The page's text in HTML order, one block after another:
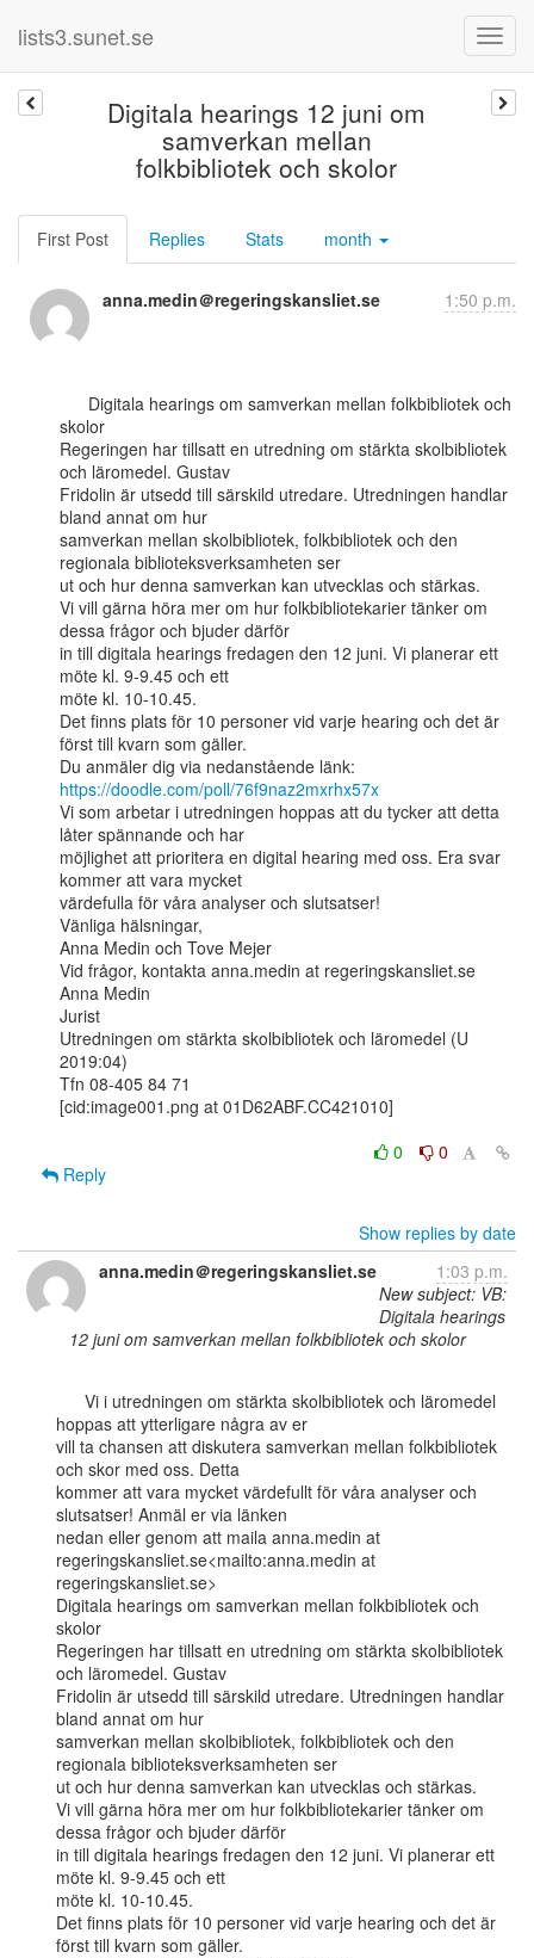
lists3.sunet.se
Digitala hearings 12 juni om
samverkan mellan
folkbibliotek och skolor
First Post Replies Stats month
anna.medin＠regeringskansliet.se 1:50 p.m.
skolor
Regeringen har tillsatt en utredning om stärkta skolbibliotek
och läromedel. Gustav
Fridolin är utsedd till särskild utredare. Utredningen handlar
bland annat om hur
samverkan mellan skolbibliotek, folkbibliotek och den
regionala biblioteksverksamheten ser
ut och hur denna samverkan kan utvecklas och stärkas.
Vi vill gärna höra mer om hur folkbibliotekarier tänker om
dessa frågor och bjuder därför
in till digitala hearings fredagen den 12 juni. Vi planerar ett
möte kl. 9-9.45 och ett
möte kl. 10-10.45.
Det finns plats för 10 personer vid varje hearing och det är
först till kvarn som gäller.
https://doodle.com/poll/76f9naz2mxrhx57x
Vi som arbetar i utredningen hoppas att du tycker att detta
låter spännande och har
möjlighet att prioritera en digital hearing med oss. Era svar
kommer att vara mycket
värdefulla för våra analyser och slutsatser!
Vänliga hälsningar,
Anna Medin och Tove Mejer
Vid frågor, kontakta anna.medin at regeringskansliet.se
Anna Medin
Jurist
Utredningen om stärkta skolbibliotek och läromedel (U
2019:04)
Tfn 08-405 84 71
[cid:image001.png at 01D62ABF.CC421010]
0
0
Reply
Show replies by date
anna.medin＠regeringskansliet.se
1:03 p.m.
New subject: VB:
Digitala hearings
12 juni om samverkan mellan folkbibliotek och skolor
hoppas att ytterligare några av er
vill ta chansen att diskutera samverkan mellan folkbibliotek
och skor med oss. Detta
kommer att vara mycket värdefullt för våra analyser och
slutsatser! Anmäl er via länken
nedan eller genom att maila anna.medin at
regeringskansliet.se<mailto:anna.medin at
regeringskansliet.se>
Digitala hearings om samverkan mellan folkbibliotek och
skolor
Regeringen har tillsatt en utredning om stärkta skolbibliotek
och läromedel. Gustav
Fridolin är utsedd till särskild utredare. Utredningen handlar
bland annat om hur
samverkan mellan skolbibliotek, folkbibliotek och den
regionala biblioteksverksamheten ser
ut och hur denna samverkan kan utvecklas och stärkas.
Vi vill gärna höra mer om hur folkbibliotekarier tänker om
dessa frågor och bjuder därför
in till digitala hearings fredagen den 12 juni. Vi planerar ett
möte kl. 9-9.45 och ett
möte kl. 10-10.45.
Det finns plats för 10 personer vid varje hearing och det är
först till kvarn som gäller.